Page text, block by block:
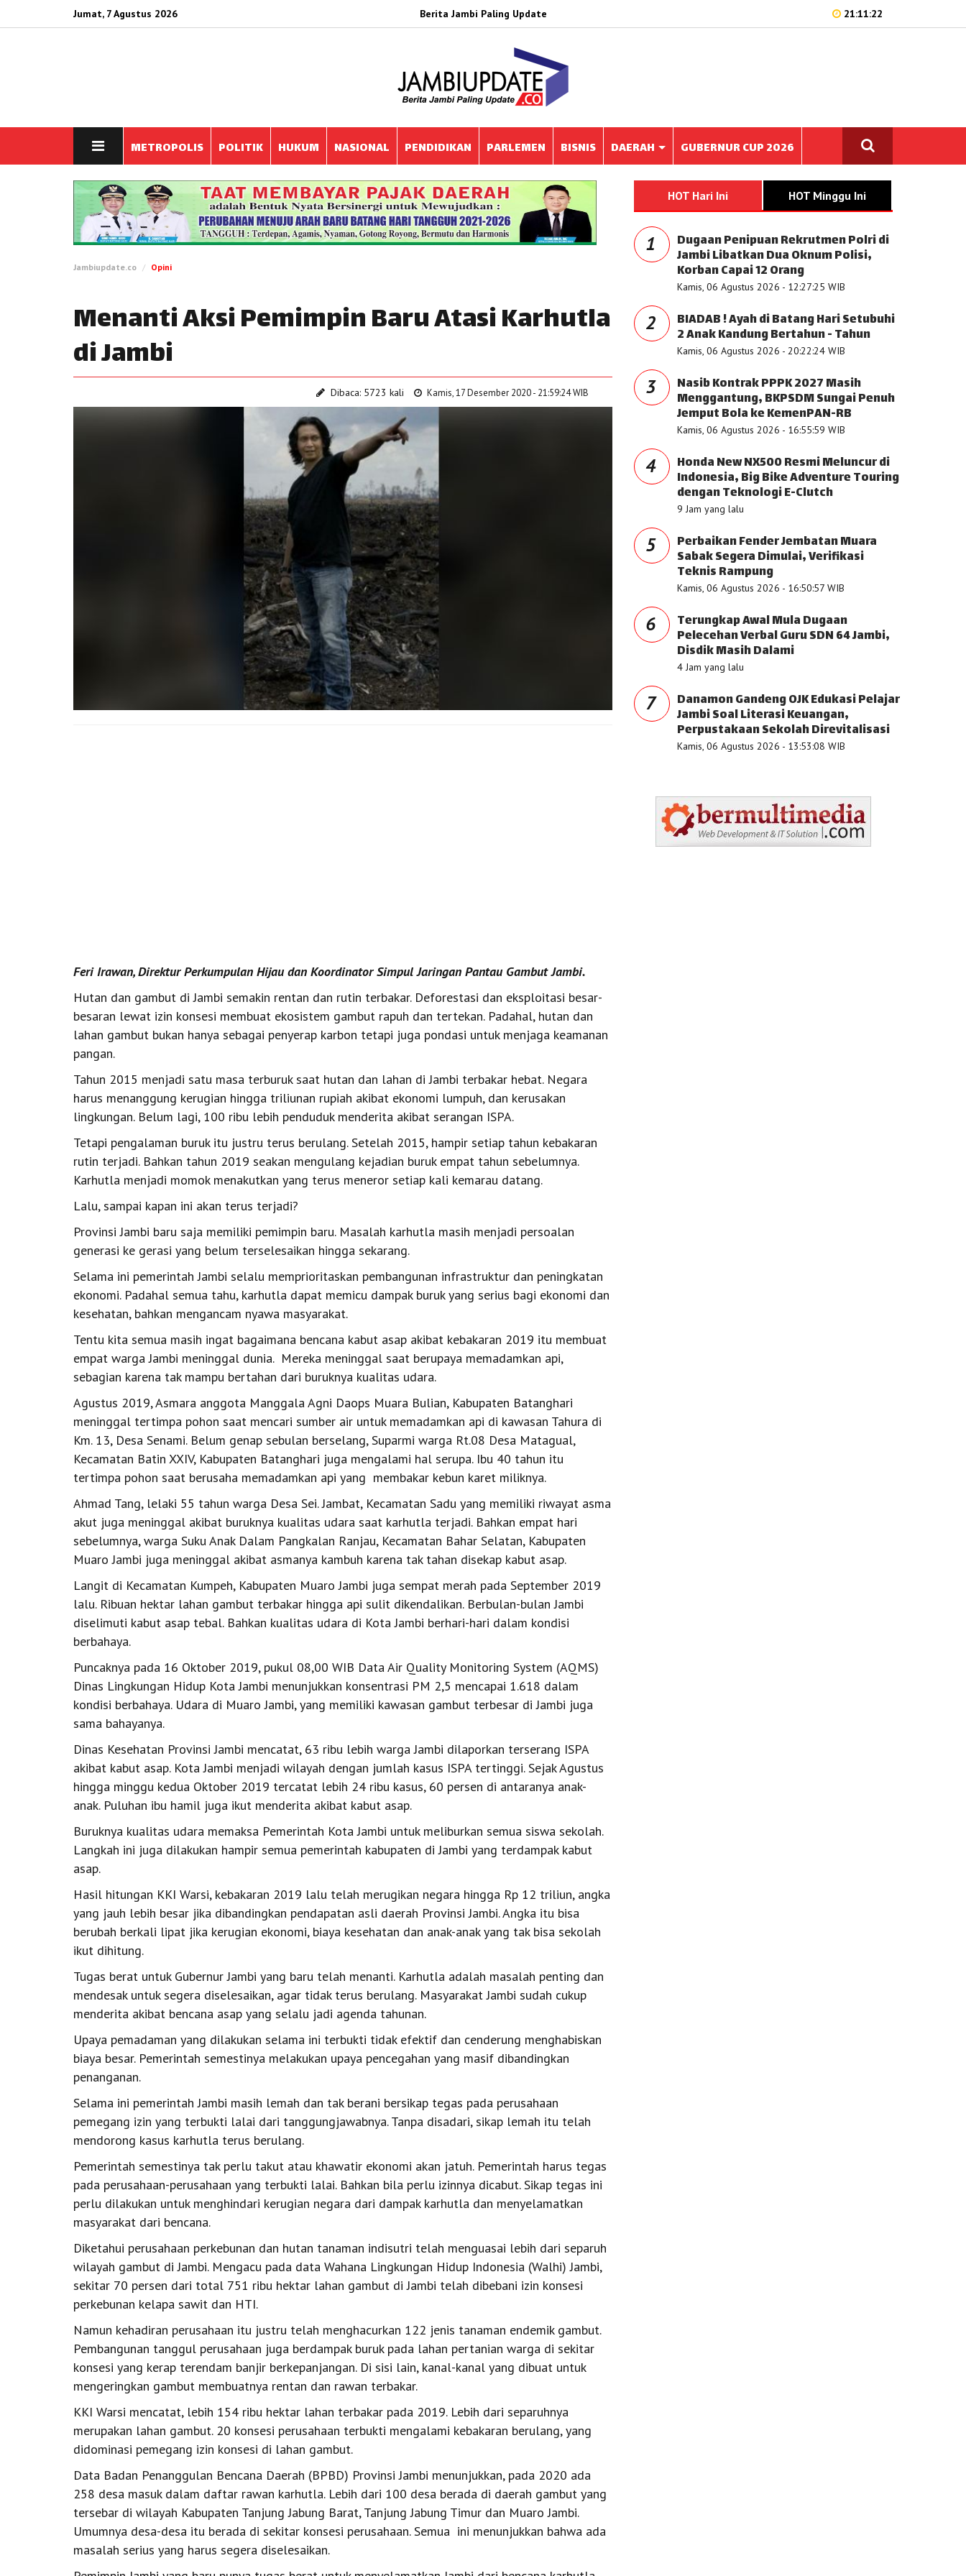
Jumat, 7 Agustus 2026 Berita Jambi Paling Update 21:11:22
METROPOLIS POLITIK HUKUM NASIONAL PENDIDIKAN PARLEMEN BISNIS DAERAH GUBERNUR CUP 2026
Jambiupdate.co Opini
Menanti Aksi Pemimpin Baru Atasi Karhutla
di Jambi
Dibaca: 5723 kali Kamis, 17 Desember 2020 - 21:59:24 WIB
Feri Irawan, Direktur Perkumpulan Hijau dan Koordinator Simpul Jaringan Pantau Gambut Jambi.
Hutan dan gambut di Jambi semakin rentan dan rutin terbakar. Deforestasi dan eksploitasi besar-
besaran lewat izin konsesi membuat ekosistem gambut rapuh dan tertekan. Padahal, hutan dan
lahan gambut bukan hanya sebagai penyerap karbon tetapi juga pondasi untuk menjaga keamanan
pangan.
Tahun 2015 menjadi satu masa terburuk saat hutan dan lahan di Jambi terbakar hebat. Negara
harus menanggung kerugian hingga triliunan rupiah akibat ekonomi lumpuh, dan kerusakan
lingkungan. Belum lagi, 100 ribu lebih penduduk menderita akibat serangan ISPA.
Tetapi pengalaman buruk itu justru terus berulang. Setelah 2015, hampir setiap tahun kebakaran
rutin terjadi. Bahkan tahun 2019 seakan mengulang kejadian buruk empat tahun sebelumnya.
Karhutla menjadi momok menakutkan yang terus meneror setiap kali kemarau datang.
Lalu, sampai kapan ini akan terus terjadi?
Provinsi Jambi baru saja memiliki pemimpin baru. Masalah karhutla masih menjadi persoalan
generasi ke gerasi yang belum terselesaikan hingga sekarang.
Selama ini pemerintah Jambi selalu memprioritaskan pembangunan infrastruktur dan peningkatan
ekonomi. Padahal semua tahu, karhutla dapat memicu dampak buruk yang serius bagi ekonomi dan
kesehatan, bahkan mengancam nyawa masyarakat.
Tentu kita semua masih ingat bagaimana bencana kabut asap akibat kebakaran 2019 itu membuat
empat warga Jambi meninggal dunia. Mereka meninggal saat berupaya memadamkan api,
sebagian karena tak mampu bertahan dari buruknya kualitas udara.
Agustus 2019, Asmara anggota Manggala Agni Daops Muara Bulian, Kabupaten Batanghari
meninggal tertimpa pohon saat mencari sumber air untuk memadamkan api di kawasan Tahura di
Km. 13, Desa Senami. Belum genap sebulan berselang, Suparmi warga Rt.08 Desa Matagual,
Kecamatan Batin XXIV, Kabupaten Batanghari juga mengalami hal serupa. Ibu 40 tahun itu
tertimpa pohon saat berusaha memadamkan api yang membakar kebun karet miliknya.
Ahmad Tang, lelaki 55 tahun warga Desa Sei. Jambat, Kecamatan Sadu yang memiliki riwayat asma
akut juga meninggal akibat buruknya kualitas udara saat karhutla terjadi. Bahkan empat hari
sebelumnya, warga Suku Anak Dalam Pangkalan Ranjau, Kecamatan Bahar Selatan, Kabupaten
Muaro Jambi juga meninggal akibat asmanya kambuh karena tak tahan disekap kabut asap.
Langit di Kecamatan Kumpeh, Kabupaten Muaro Jambi juga sempat merah pada September 2019
lalu. Ribuan hektar lahan gambut terbakar hingga api sulit dikendalikan. Berbulan-bulan Jambi
diselimuti kabut asap tebal. Bahkan kualitas udara di Kota Jambi berhari-hari dalam kondisi
berbahaya.
Puncaknya pada 16 Oktober 2019, pukul 08,00 WIB Data Air Quality Monitoring System (AQMS)
Dinas Lingkungan Hidup Kota Jambi menunjukkan konsentrasi PM 2,5 mencapai 1.618 dalam
kondisi berbahaya. Udara di Muaro Jambi, yang memiliki kawasan gambut terbesar di Jambi juga
sama bahayanya.
Dinas Kesehatan Provinsi Jambi mencatat, 63 ribu lebih warga Jambi dilaporkan terserang ISPA
akibat kabut asap. Kota Jambi menjadi wilayah dengan jumlah kasus ISPA tertinggi. Sejak Agustus
hingga minggu kedua Oktober 2019 tercatat lebih 24 ribu kasus, 60 persen di antaranya anak-
anak. Puluhan ibu hamil juga ikut menderita akibat kabut asap.
Buruknya kualitas udara memaksa Pemerintah Kota Jambi untuk meliburkan semua siswa sekolah.
Langkah ini juga dilakukan hampir semua pemerintah kabupaten di Jambi yang terdampak kabut
asap.
Hasil hitungan KKI Warsi, kebakaran 2019 lalu telah merugikan negara hingga Rp 12 triliun, angka
yang jauh lebih besar jika dibandingkan pendapatan asli daerah Provinsi Jambi. Angka itu bisa
berubah berkali lipat jika kerugian ekonomi, biaya kesehatan dan anak-anak yang tak bisa sekolah
ikut dihitung.
Tugas berat untuk Gubernur Jambi yang baru telah menanti. Karhutla adalah masalah penting dan
mendesak untuk segera diselesaikan, agar tidak terus berulang. Masyarakat Jambi sudah cukup
menderita akibat bencana asap yang selalu jadi agenda tahunan.
Upaya pemadaman yang dilakukan selama ini terbukti tidak efektif dan cenderung menghabiskan
biaya besar. Pemerintah semestinya melakukan upaya pencegahan yang masif dibandingkan
penanganan.
Selama ini pemerintah Jambi masih lemah dan tak berani bersikap tegas pada perusahaan
pemegang izin yang terbukti lalai dari tanggungjawabnya. Tanpa disadari, sikap lemah itu telah
mendorong kasus karhutla terus berulang.
Pemerintah semestinya tak perlu takut atau khawatir ekonomi akan jatuh. Pemerintah harus tegas
pada perusahaan-perusahaan yang terbukti lalai. Bahkan bila perlu izinnya dicabut. Sikap tegas ini
perlu dilakukan untuk menghindari kerugian negara dari dampak karhutla dan menyelamatkan
masyarakat dari bencana.
Diketahui perusahaan perkebunan dan hutan tanaman indisutri telah menguasai lebih dari separuh
wilayah gambut di Jambi. Mengacu pada data Wahana Lingkungan Hidup Indonesia (Walhi) Jambi,
sekitar 70 persen dari total 751 ribu hektar lahan gambut di Jambi telah dibebani izin konsesi
perkebunan kelapa sawit dan HTI.
Namun kehadiran perusahaan itu justru telah menghacurkan 122 jenis tanaman endemik gambut.
Pembangunan tanggul perusahaan juga berdampak buruk pada lahan pertanian warga di sekitar
konsesi yang kerap terendam banjir berkepanjangan. Di sisi lain, kanal-kanal yang dibuat untuk
mengeringkan gambut membuatnya rentan dan rawan terbakar.
KKI Warsi mencatat, lebih 154 ribu hektar lahan terbakar pada 2019. Lebih dari separuhnya
merupakan lahan gambut. 20 konsesi perusahaan terbukti mengalami kebakaran berulang, yang
didominasi pemegang izin konsesi di lahan gambut.
Data Badan Penanggulan Bencana Daerah (BPBD) Provinsi Jambi menunjukkan, pada 2020 ada
258 desa masuk dalam daftar rawan karhutla. Lebih dari 100 desa berada di daerah gambut yang
tersebar di wilayah Kabupaten Tanjung Jabung Barat, Tanjung Jabung Timur dan Muaro Jambi.
Umumnya desa-desa itu berada di sekitar konsesi perusahaan. Semua ini menunjukkan bahwa ada
masalah serius yang harus segera diselesaikan.
HOT Hari Ini HOT Minggu Ini
1 Dugaan Penipuan Rekrutmen Polri di
Jambi Libatkan Dua Oknum Polisi,
Korban Capai 12 Orang
Kamis, 06 Agustus 2026 - 12:27:25 WIB
2 BIADAB ! Ayah di Batang Hari Setubuhi
2 Anak Kandung Bertahun - Tahun
Kamis, 06 Agustus 2026 - 20:22:24 WIB
3 Nasib Kontrak PPPK 2027 Masih
Menggantung, BKPSDM Sungai Penuh
Jemput Bola ke KemenPAN-RB
Kamis, 06 Agustus 2026 - 16:55:59 WIB
4 Honda New NX500 Resmi Meluncur di
Indonesia, Big Bike Adventure Touring
dengan Teknologi E-Clutch
9 Jam yang lalu
5 Perbaikan Fender Jembatan Muara
Sabak Segera Dimulai, Verifikasi
Teknis Rampung
Kamis, 06 Agustus 2026 - 16:50:57 WIB
6 Terungkap Awal Mula Dugaan
Pelecehan Verbal Guru SDN 64 Jambi,
Disdik Masih Dalami
4 Jam yang lalu
7 Danamon Gandeng OJK Edukasi Pelajar
Jambi Soal Literasi Keuangan,
Perpustakaan Sekolah Direvitalisasi
Kamis, 06 Agustus 2026 - 13:53:08 WIB